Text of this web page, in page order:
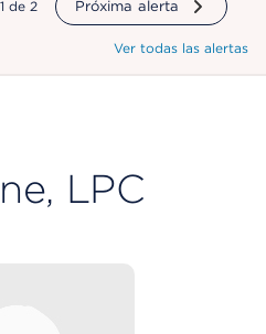
mostrando
1 de 2 Próxima alerta
Ver todas las alertas
LPC